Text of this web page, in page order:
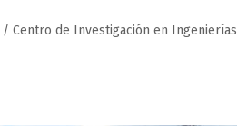
/ Centro de Investigación en Ingenierías